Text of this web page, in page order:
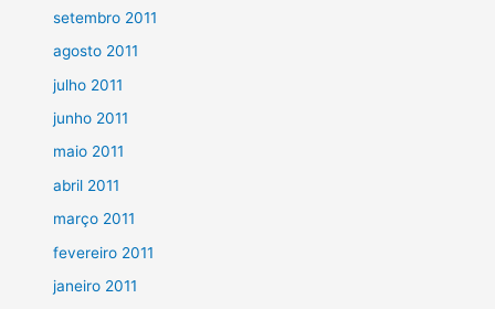
setembro 2011
agosto 2011
julho 2011
junho 2011
maio 2011
abril 2011
março 2011
fevereiro 2011
janeiro 2011